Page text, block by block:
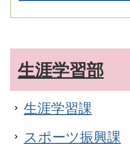
生涯学習部
生涯学習課
スポーツ振興課